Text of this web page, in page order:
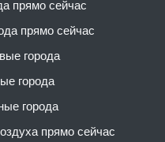
прямо сейчас
прямо сейчас
города
города
города
прямо сейчас